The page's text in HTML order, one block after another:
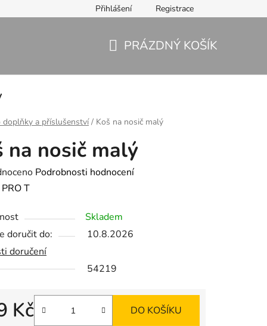
Přihlášení Registrace
PRÁZDNÝ KOŠÍK
doplňky a příslušenství / Koš na nosič malý
na nosič malý
Podrobnosti hodnocení
PRO T
Skladem
doručit do:
10.8.2026
doručení
54219
Kč DO KOŠÍKU